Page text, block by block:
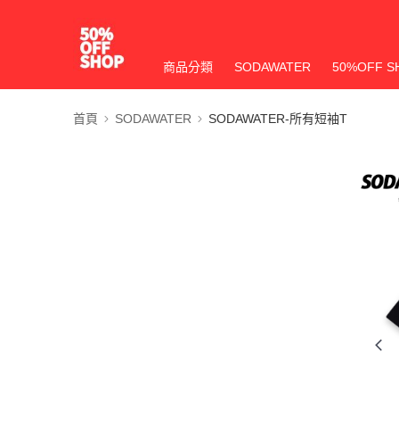
商品分類 SODAWATER 50%OFF
首頁 SODAWATER SODAWATER-所有短袖T